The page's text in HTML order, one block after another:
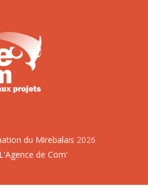
du Mirebalais 2026
L'Agence de Com'